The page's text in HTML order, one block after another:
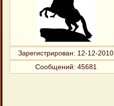
Зарегистрирован: 12-12-2010
Сообщений: 45681